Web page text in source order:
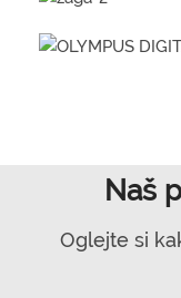
Naš
Oglejte si